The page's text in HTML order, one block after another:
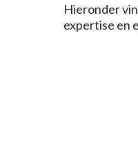
Hieronder
expertise en